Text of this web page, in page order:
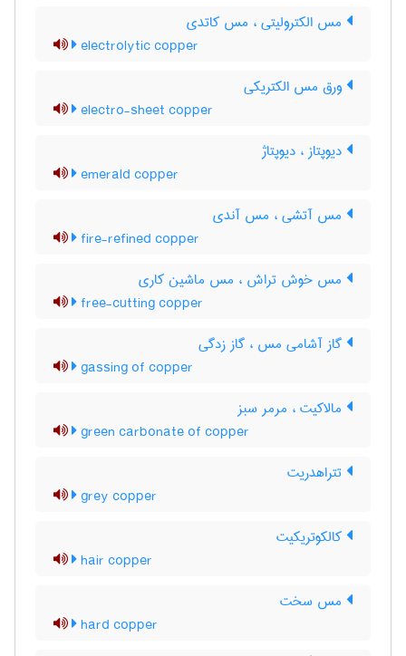
مس الکترولیتی ، مس کاتدی
electrolytic copper
ورق مس الکتریکی
electro-sheet copper
دیوپتاز ، دیوپتاژ
emerald copper
مس آتشی ، مس آندی
fire-refined copper
مس خوش تراش ، مس ماشین کاری
free-cutting copper
گاز آشامی مس ، گاز زدگی
gassing of copper
مالاکیت ، مرمر سبز
green carbonate of copper
تتراهدریت
grey copper
کالکوتریکیت
hair copper
مس سخت
hard copper